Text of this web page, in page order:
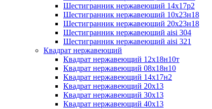
Шестигранник нержавеющий 14х17р2
Шестигранник нержавеющий 10х23н18
Шестигранник нержавеющий 20х23н18
Шестигранник нержавеющий aisi 304
Шестигранник нержавеющий aisi 321
Квадрат нержавеющий
Квадрат нержавеющий 12х18н10т
Квадрат нержавеющий 08х18н10
Квадрат нержавеющий 14х17н2
Квадрат нержавеющий 20х13
Квадрат нержавеющий 30х13
Квадрат нержавеющий 40х13